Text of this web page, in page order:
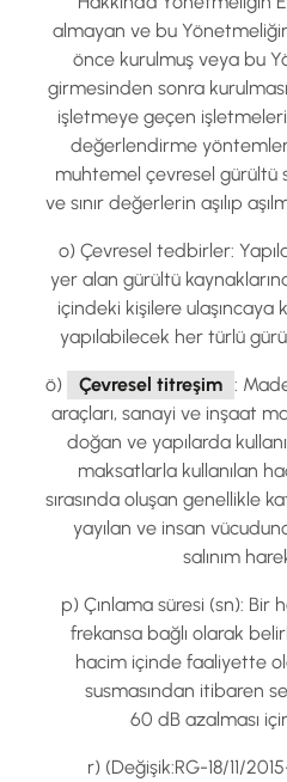
almayan ve bu
önce kurulmuş veya bu
girmesinden sonra
işletmeye geçen
değerlendirme yöntemleri
muhtemel çevresel gürültü
ve sınır değerlerin aşılıp
o) Çevresel tedbirler:
yer alan gürültü
içindeki kişilere ulaşıncaya
yapılabilecek her türlü
ö) Çevresel titreşim :
araçları, sanayi ve inşaat
doğan ve yapılarda
maksatlarla kullanılan
sırasında oluşan genellikle
yayılan ve insan
salınım
p) Çınlama süresi (sn): Bir
frekansa bağlı olarak
hacim içinde faaliyette
susmasından itibaren
60 dB azalması
r) (Değişik:RG-18/11/